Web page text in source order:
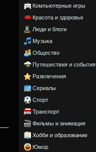
Компьютерные игры
Красота и здоровье
Люди и блоги
Музыка
Общество
Путешествия и события
Развлечения
Сериалы
Спорт
Транспорт
Фильмы и анимация
Хобби и образование
Юмор